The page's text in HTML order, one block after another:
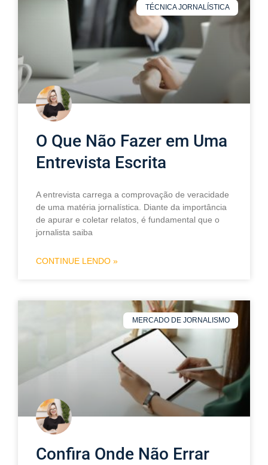
TÉCNICA JORNALÍSTICA
O Que Não Fazer em Uma
Entrevista Escrita
A entrevista carrega a comprovação de veracidade
de uma matéria jornalística. Diante da importância
de apurar e coletar relatos, é fundamental que o
jornalista saiba
CONTINUE LENDO »
MERCADO DE JORNALISMO
Confira Onde Não Errar